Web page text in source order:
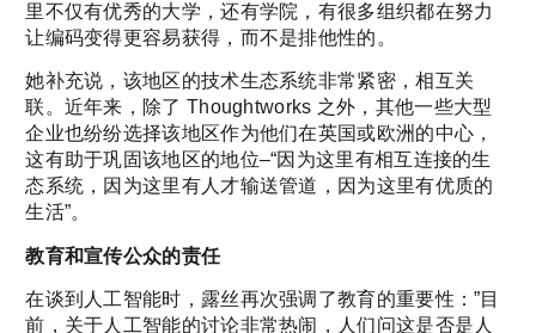
里不仅有优秀的大学，还有学院，有很多组织都在努力
让编码变得更容易获得，而不是排他性的。
她补充说，该地区的技术生态系统非常紧密，相互关
联。近年来，除了 Thoughtworks 之外，其他一些大型
企业也纷纷选择该地区作为他们在英国或欧洲的中心，
这有助于巩固该地区的地位–“因为这里有相互连接的生
态系统，因为这里有人才输送管道，因为这里有优质的
生活”。
教育和宣传公众的责任
在谈到人工智能时，露丝再次强调了教育的重要性：”目
前，关于人工智能的讨论非常热闹，人们问这是否是人